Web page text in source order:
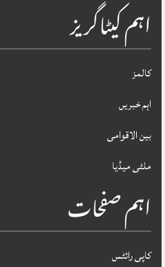
اہم کیٹاگریز
کالمز
اہم خبریں
بین الاقوامی
ملٹی میڈیا
اہم صفحات
کاپی رائٹس